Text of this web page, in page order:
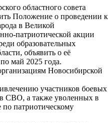
областного совета
Положение о проведении к
в Великой
патриотической акции
образовательных
объявить о её
май 2025 года.
Новосибирской
участников боевых
СВО, а также уволенных в
по патриотическому